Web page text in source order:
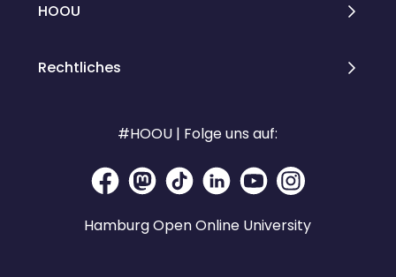
HOOU
Rechtliches
#HOOU | Folge uns auf:
Hamburg Open Online University